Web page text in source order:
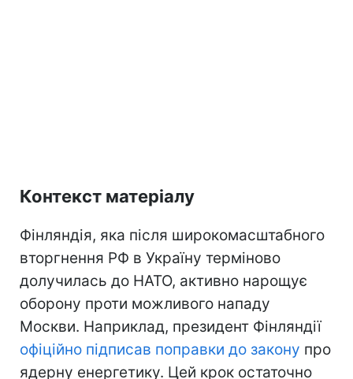
Контекст матеріалу
Фінляндія, яка після широкомасштабного
вторгнення РФ в Україну терміново
долучилась до НАТО, активно нарощує
оборону проти можливого нападу
Москви. Наприклад, президент Фінляндії
офіційно підписав поправки до закону про
ядерну енергетику. Цей крок остаточно